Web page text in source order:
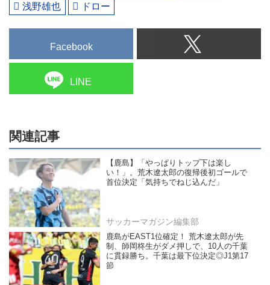
浅野雄也
ドロー
Facebook
LINE
関連記事
【鹿島】「やっぱりトップ下は楽し
い！」。荒木遼太郎の復帰後初ゴールで
首位決定「気持ちでねじ込んだ」
サッカーマガジン編集部
鹿島がEAST1位確定！ 荒木遼太郎が先
制、師岡柊生がダメ押しで、10人の千葉
に貫録勝ち。千葉は最下位決定◎J1第17
節